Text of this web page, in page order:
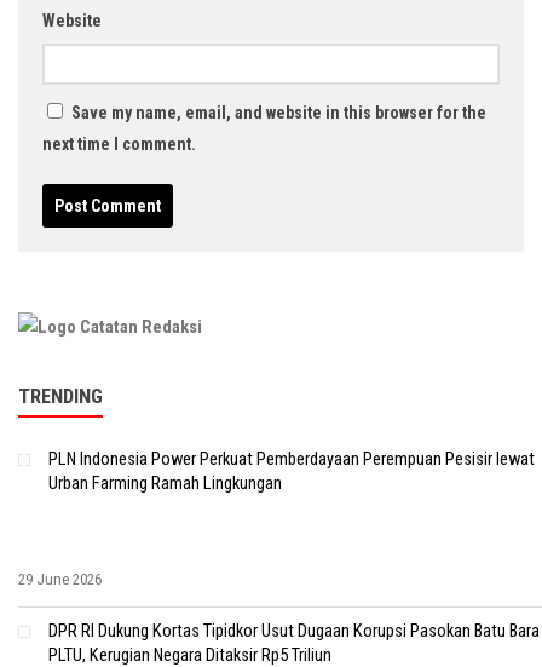
Website
Save my name, email, and website in this browser for the
next time I comment.
TRENDING
PLN Indonesia Power Perkuat Pemberdayaan Perempuan Pesisir lewat
Urban Farming Ramah Lingkungan
29 June 2026
DPR RI Dukung Kortas Tipidkor Usut Dugaan Korupsi Pasokan Batu Bara
PLTU, Kerugian Negara Ditaksir Rp5 Triliun